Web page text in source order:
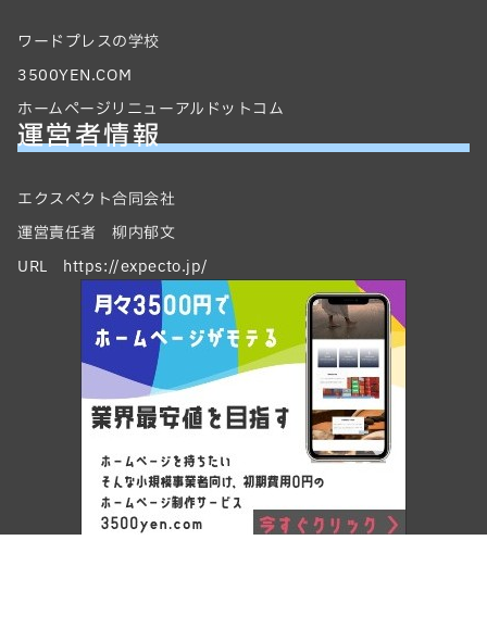
ワードプレスの学校
3500YEN.COM
ホームページリニューアルドットコム
運営者情報
エクスペクト合同会社
運営責任者 柳内郁文
URL https://expecto.jp/